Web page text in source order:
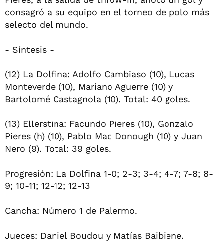
consagró a su equipo en el torneo de polo más
selecto del mundo.
- Síntesis -
(12) La Dolfina: Adolfo Cambiaso (10), Lucas
Monteverde (10), Mariano Aguerre (10) y
Bartolomé Castagnola (10). Total: 40 goles.
(13) Ellerstina: Facundo Pieres (10), Gonzalo
Pieres (h) (10), Pablo Mac Donough (10) y Juan
Nero (9). Total: 39 goles.
Progresión: La Dolfina 1-0; 2-3; 3-4; 4-7; 7-8; 8-
9; 10-11; 12-12; 12-13
Cancha: Número 1 de Palermo.
Jueces: Daniel Boudou y Matías Baibiene.